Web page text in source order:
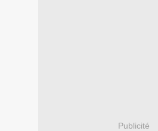
Publicité